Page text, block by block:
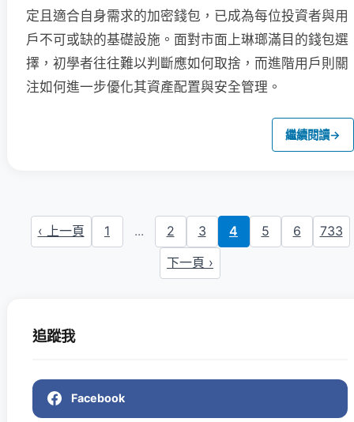
定且適合自身需求的加密錢包，已成為每位投資者與用
戶不可或缺的基礎設施。面對市面上琳瑯滿目的錢包選
擇，初學者往往難以判斷應如何取捨，而進階用戶則關
注如何進一步優化其資產配置與安全管理。
繼續閱讀→
‹ 上一頁 1 ... 2 3 4 5 6
733
下一頁 ›
追蹤我
Facebook